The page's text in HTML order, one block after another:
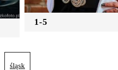
1-5
śląsk